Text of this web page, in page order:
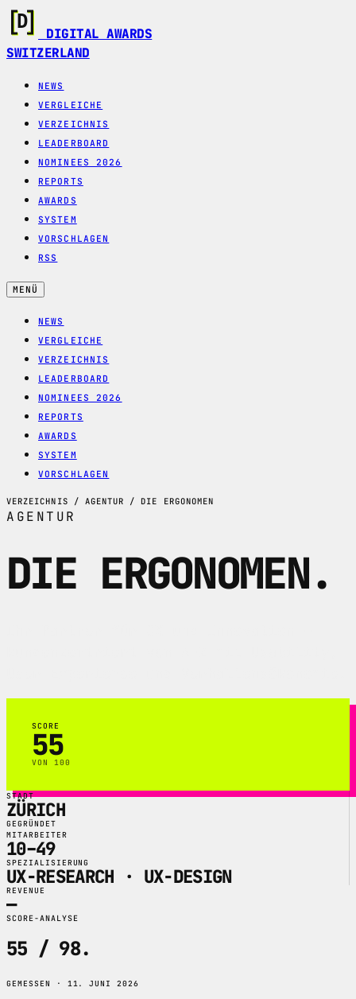
DIGITAL AWARDS
SWITZERLAND
NEWS
VERGLEICHE
VERZEICHNIS
LEADERBOARD
NOMINEES 2026
REPORTS
AWARDS
SYSTEM
VORSCHLAGEN
RSS
MENÜ
NEWS
VERGLEICHE
VERZEICHNIS
LEADERBOARD
NOMINEES 2026
REPORTS
AWARDS
SYSTEM
VORSCHLAGEN
VERZEICHNIS / AGENTUR / DIE ERGONOMEN
AGENTUR
DIE ERGONOMEN.
SCORE
55
VON 100
STADT
ZÜRICH
GEGRÜNDET
MITARBEITER
10–49
SPEZIALISIERUNG
UX-RESEARCH · UX-DESIGN
REVENUE
—
SCORE-ANALYSE
55 / 98.
GEMESSEN · 11. JUNI 2026